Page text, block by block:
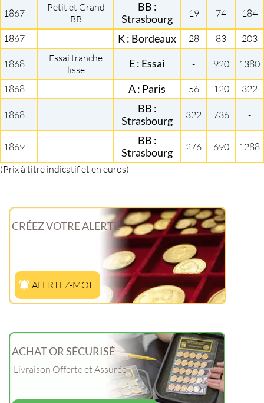
1867
Petit et Grand
BB
BB :
Strasbourg
19 74 184
1867 K : Bordeaux 28 83 203
1868
Essai tranche
lisse
E : Essai - 920 1380
1868 A : Paris 56 120 322
1868
BB :
Strasbourg
322 736 -
1869
BB :
Strasbourg
276 690
1288
(Prix à titre indicatif et en euros)
CRÉEZ VOTRE ALERTE
ALERTEZ-MOI !
ACHAT OR SÉCURISÉ
Livraison Offerte et Assurée